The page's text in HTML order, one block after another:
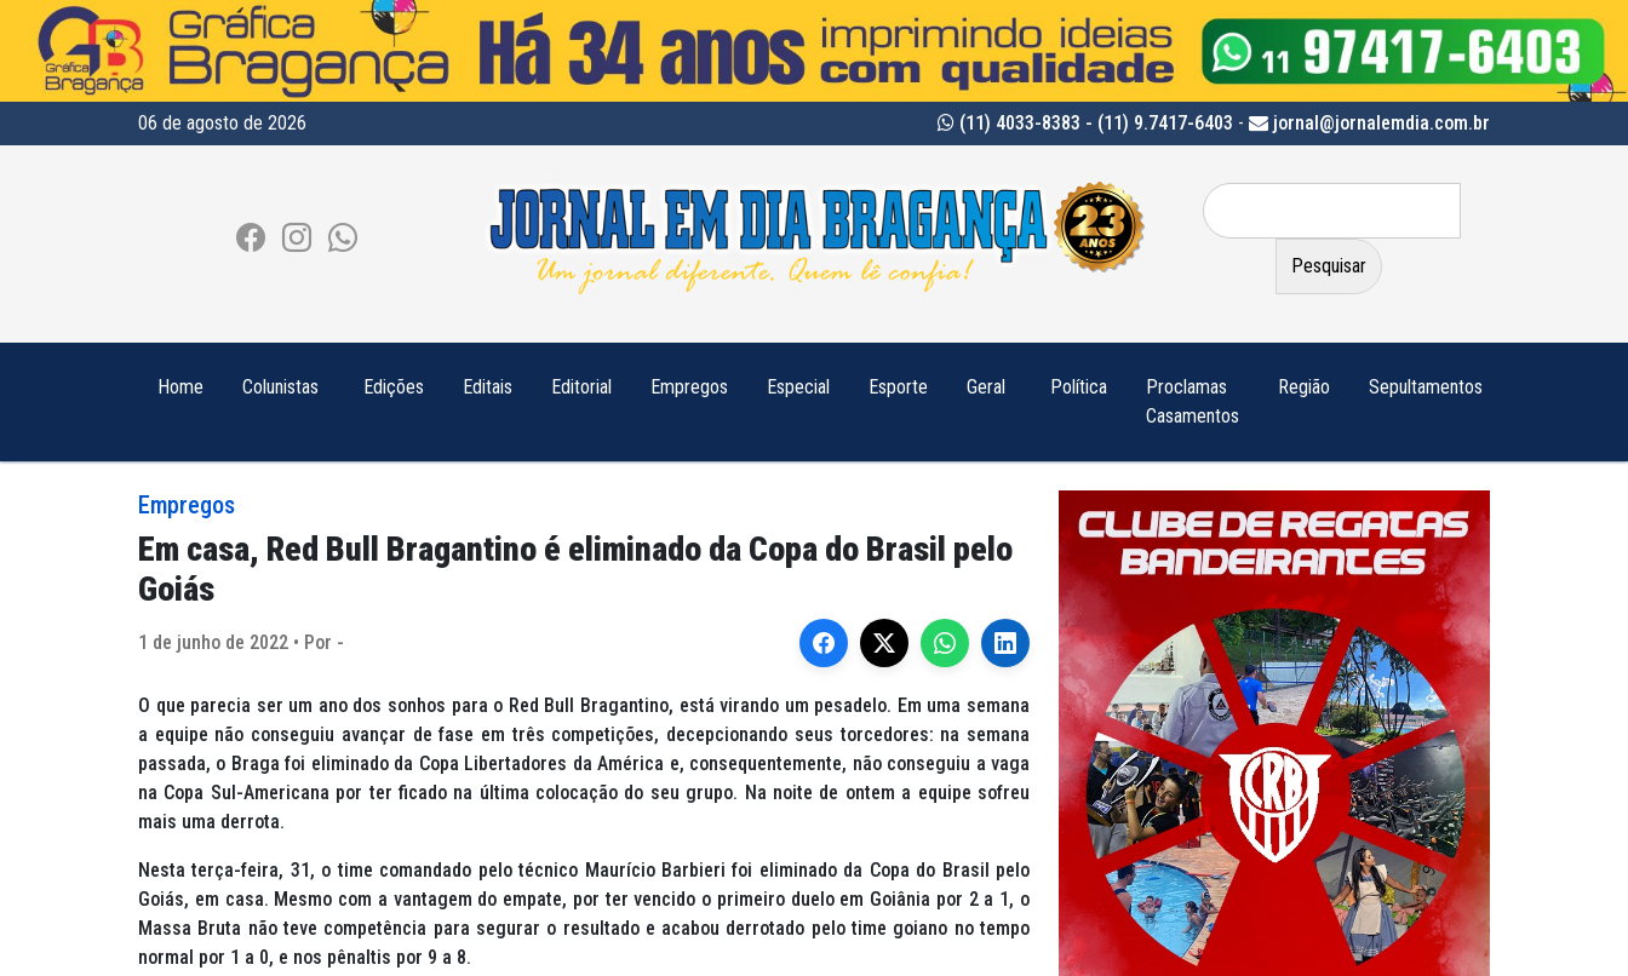
06 de agosto de 2026 (11) 4033-8383 - (11) 9.7417-6403 - jornal@jornalemdia.com.br
Pesquisar
por:
Home Colunistas Edições Editais Editorial Empregos Especial Esporte Geral Política
Proclamas
Casamentos
Região Sepultamentos
Empregos
Em casa, Red Bull Bragantino é eliminado da Copa do Brasil pelo
Goiás
1 de junho de 2022 • Por -
O que parecia ser um ano dos sonhos para o Red Bull Bragantino, está virando um pesadelo. Em uma semana
a equipe não conseguiu avançar de fase em três competições, decepcionando seus torcedores: na semana
passada, o Braga foi eliminado da Copa Libertadores da América e, consequentemente, não conseguiu a vaga
na Copa Sul-Americana por ter ficado na última colocação do seu grupo. Na noite de ontem a equipe sofreu
mais uma derrota.
Nesta terça-feira, 31, o time comandado pelo técnico Maurício Barbieri foi eliminado da Copa do Brasil pelo
Goiás, em casa. Mesmo com a vantagem do empate, por ter vencido o primeiro duelo em Goiânia por 2 a 1, o
Massa Bruta não teve competência para segurar o resultado e acabou derrotado pelo time goiano no tempo
normal por 1 a 0, e nos pênaltis por 9 a 8.